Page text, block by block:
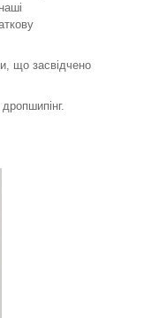
що засвідчено